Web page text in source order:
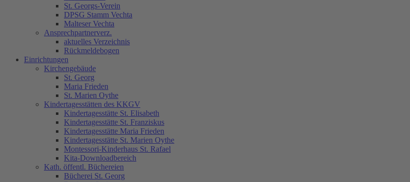
St. Georgs-Verein
DPSG Stamm Vechta
Malteser Vechta
Ansprechpartnerverz.
aktuelles Verzeichnis
Rückmeldebogen
Einrichtungen
Kirchengebäude
St. Georg
Maria Frieden
St. Marien Oythe
Kindertagesstätten des KKGV
Kindertagesstätte St. Elisabeth
Kindertagesstätte St. Franziskus
Kindertagesstätte Maria Frieden
Kindertagesstätte St. Marien Oythe
Montessori-Kinderhaus St. Rafael
Kita-Downloadbereich
Kath. öffentl. Büchereien
Bücherei St. Georg